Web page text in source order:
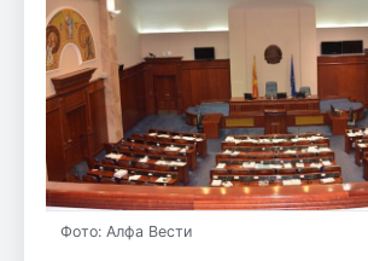
Фото: Алфа Вести